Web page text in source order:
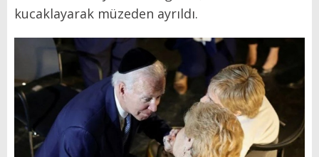
kucaklayarak müzeden ayrıldı.